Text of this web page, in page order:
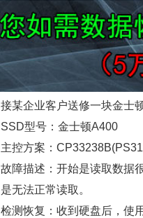
接某企业客户送修一块金士
SSD型号：金士顿A400
主控方案：
故障描述：开始是读取数据
是无法正常读取。
检测恢复：收到硬盘后，使